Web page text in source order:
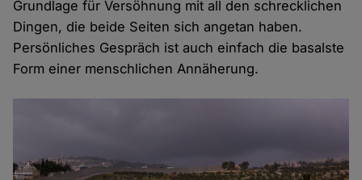
Grundlage für Versöhnung mit all den schrecklichen
Dingen, die beide Seiten sich angetan haben.
Persönliches Gespräch ist auch einfach die basalste
Form einer menschlichen Annäherung.